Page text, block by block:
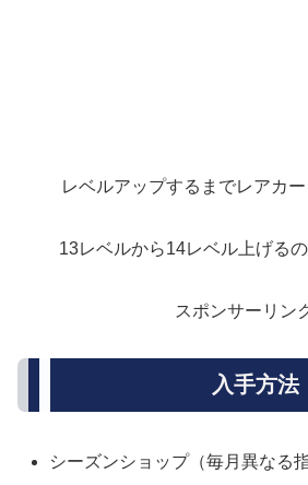
レベルアップするまでレアカ
13レベルから14レベル上げる
スポンサーリン
入手方法
シーズンショップ（毎月異なる指